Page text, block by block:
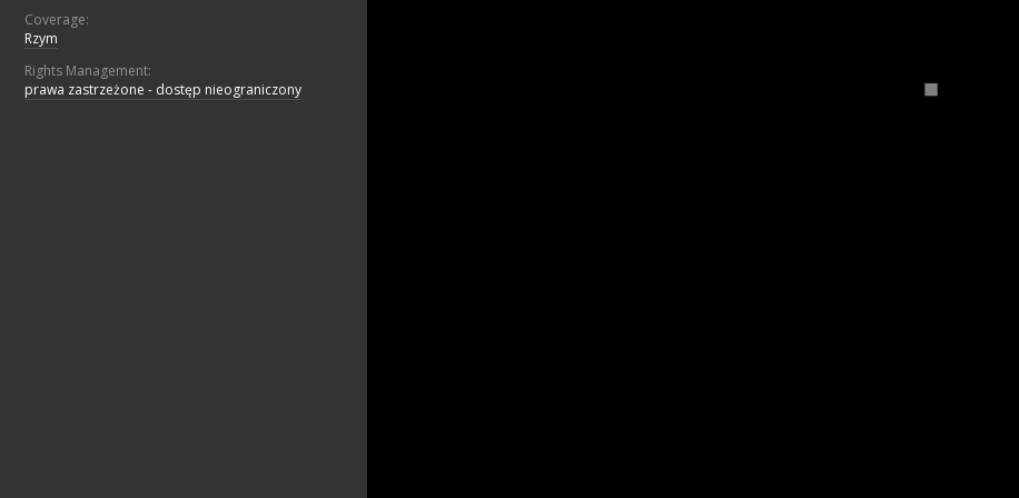
Coverage:
Rzym
Rights Management:
prawa zastrzeżone - dostęp nieograniczony